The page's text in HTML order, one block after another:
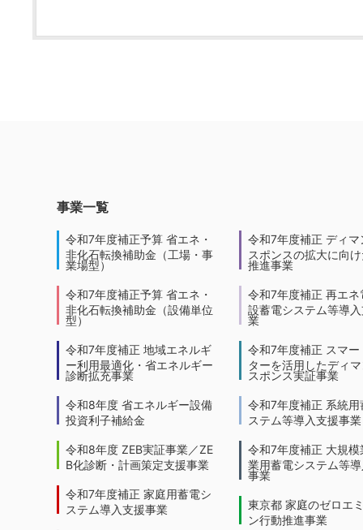
事業一覧
令和7年度補正予算 省エネ・
非化石転換補助金（工場・事
業場型）
令和7年度補正予算 省エネ・
非化石転換補助金（設備単位
型）
令和7年度補正 地域エネルギ
ー利用最適化・省エネルギー
診断拡充事業
令和8年度 省エネルギー設備
投資利子補給金
令和8年度 ZEB実証事業／ZE
B化診断・計画策定支援事業
令和7年度補正 家庭用蓄電シ
ステム導入支援事業
令和7年度補正 ディマ
スポンスの拡大に向
推進事業
令和7年度補正 再エネ
設蓄電システム等導
業
令和7年度補正 スマー
ターを活用したディ
スポンス実証事業
令和7年度補正 系統用
ステム等導入支援事業
令和7年度補正 大規模
業用蓄電システム等
事業
東京都 家庭のゼロエ
ン行動推進事業